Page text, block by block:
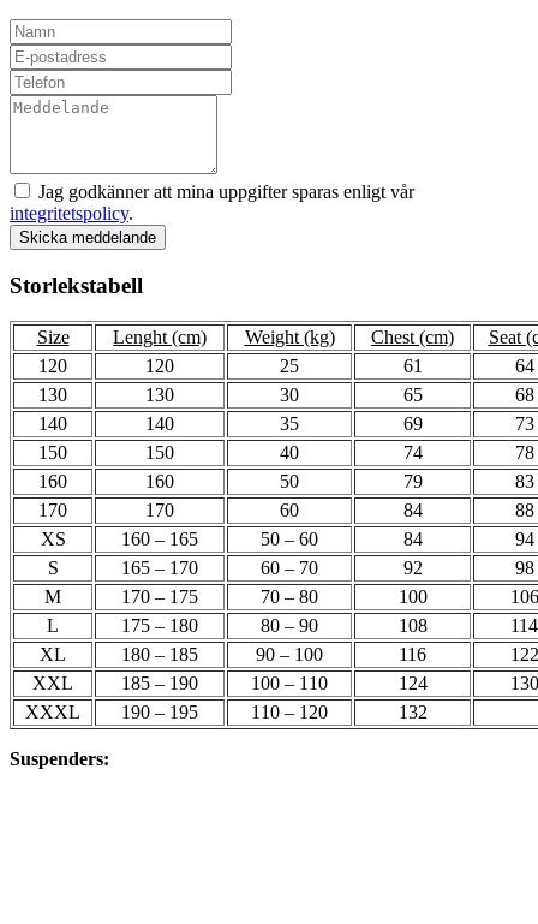
Jag godkänner att mina uppgifter sparas enligt vår
integritetspolicy.
Skicka meddelande
Storlekstabell
Size Lenght (cm) Weight (kg) Chest (cm)
Seat
120
120 25 61
64
130
130 30 65
68
140
140 35 69
73
150
150 40 74
78
160
160 50 79
83
170
170 60 84
88
XS
160 – 165 50 – 60 84
94
S
165 – 170 60 – 70 92
98
M
170 – 175 70 – 80 100
106
L
175 – 180 80 – 90 108
114
XL
180 – 185 90 – 100 116
122
XXL
185 – 190 100 – 110 124
130
XXXL
190 – 195 110 – 120 132
Suspenders: